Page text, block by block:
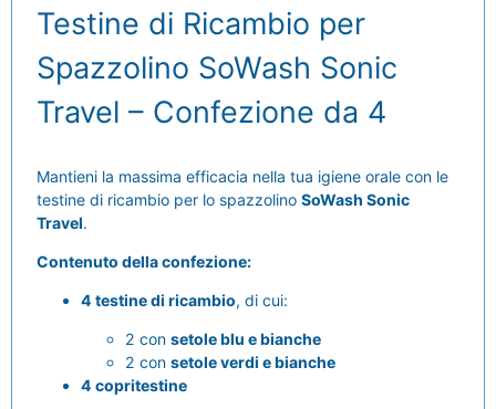
Testine di Ricambio per
Spazzolino SoWash Sonic
Travel – Confezione da 4
Mantieni la massima efficacia nella tua igiene orale con le
testine di ricambio per lo spazzolino SoWash Sonic
Travel.
Contenuto della confezione:
4 testine di ricambio, di cui:
2 con setole blu e bianche
2 con setole verdi e bianche
4 copritestine